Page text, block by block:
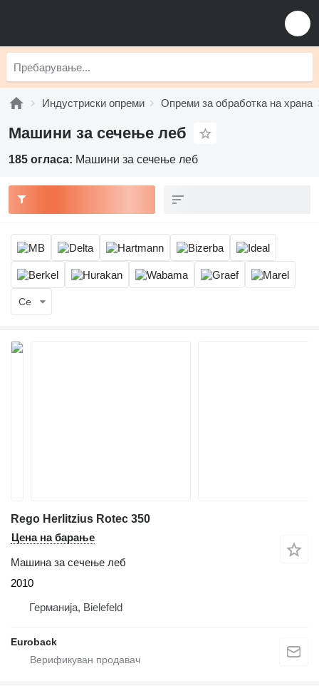
Индустриски опреми Опреми за обработка на храна
Машини за сечење леб
185 огласа: Машини за сечење леб
Се
Rego Herlitzius Rotec 350
Цена на барање
Машина за сечење леб
2010
Германија, Bielefeld
Euroback